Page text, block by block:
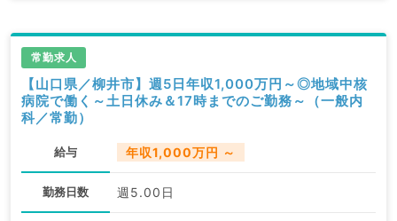
ます。
求人内容の詳細等はお気軽にお問合せ下さい。
常勤求人
【山口県／柳井市】週5日年収1,000万円～◎地域中核
病院で働く～土日休み＆17時までのご勤務～（一般内
科／常勤）
給与 年収1,000万円 ～
勤務日数 週5.00日